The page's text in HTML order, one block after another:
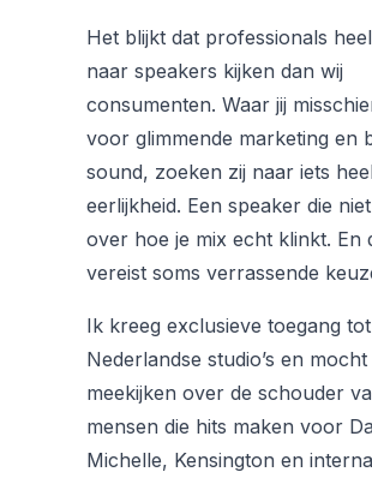
Het blijkt dat professionals
naar speakers kijken dan wij
consumenten. Waar jij
voor glimmende marketing en
sound, zoeken zij naar iets
eerlijkheid. Een speaker die
over hoe je mix echt klinkt. En
vereist soms verrassende
Ik kreeg exclusieve toegang
Nederlandse studio’s en mocht
meekijken over de schouder
mensen die hits maken voor
Michelle, Kensington en